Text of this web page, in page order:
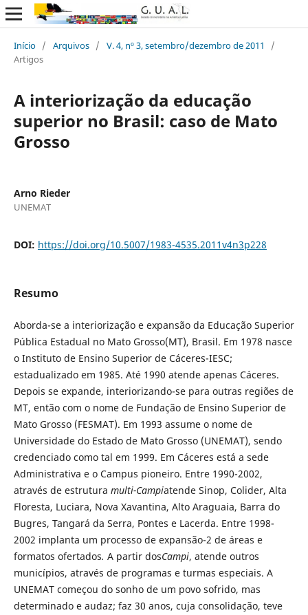
Início / Arquivos / V. 4, nº 3, setembro/dezembro de 2011
/
Artigos
A interiorização da educação
superior no Brasil: caso de Mato
Grosso
Arno Rieder
UNEMAT
DOI: https://doi.org/10.5007/1983-4535.2011v4n3p228
Resumo
Aborda-se a interiorização e expansão da Educação Superior
Pública Estadual no Mato Grosso(MT), Brasil. Em 1978 nasce
o Instituto de Ensino Superior de Cáceres-IESC;
estadualizado em 1985. Até 1990 atende apenas Cáceres.
Depois se expande, interiorizando-se para outras regiões de
MT, então com o nome de Fundação de Ensino Superior de
Mato Grosso (FESMAT). Em 1993 assume o nome de
Universidade do Estado de Mato Grosso (UNEMAT), sendo
credenciado como tal em 1999. Em Cáceres está a sede
Administrativa e o Campus pioneiro. Entre 1990-2002,
através de estrutura multi-Campiatende Sinop, Colider, Alta
Floresta, Luciara, Nova Xavantina, Alto Araguaia, Barra do
Bugres, Tangará da Serra, Pontes e Lacerda. Entre 1998-
2002 implanta um processo de expansão-2 de áreas e
formatos ofertados. A partir dosCampi, atende outros
municípios, através de programas e turmas especiais. A
UNEMAT começou do sonho de um povo sofrido, mas
determinado e audaz; faz 30 anos, cuja consolidação, teve